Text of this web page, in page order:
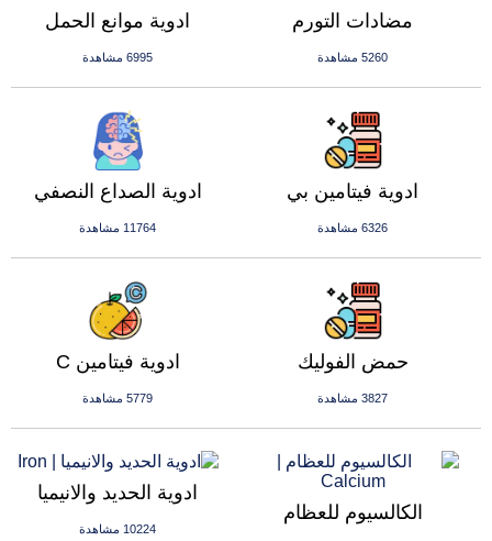
ادوية موانع الحمل
6995 مشاهدة
مضادات التورم
5260 مشاهدة
ادوية الصداع النصفي
11764 مشاهدة
ادوية فيتامين بي
6326 مشاهدة
ادوية فيتامين C
5779 مشاهدة
حمض الفوليك
3827 مشاهدة
ادوية الحديد والانيميا
10224 مشاهدة
الكالسيوم للعظام